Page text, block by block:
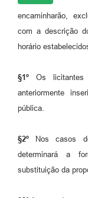
encaminharão,
com a descrição
horário
§1º Os licitantes
anteriormente
pública.
§2º Nos casos
determinará a
substituição da